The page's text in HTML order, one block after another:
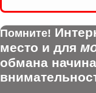
Помните!
место и для
обмана